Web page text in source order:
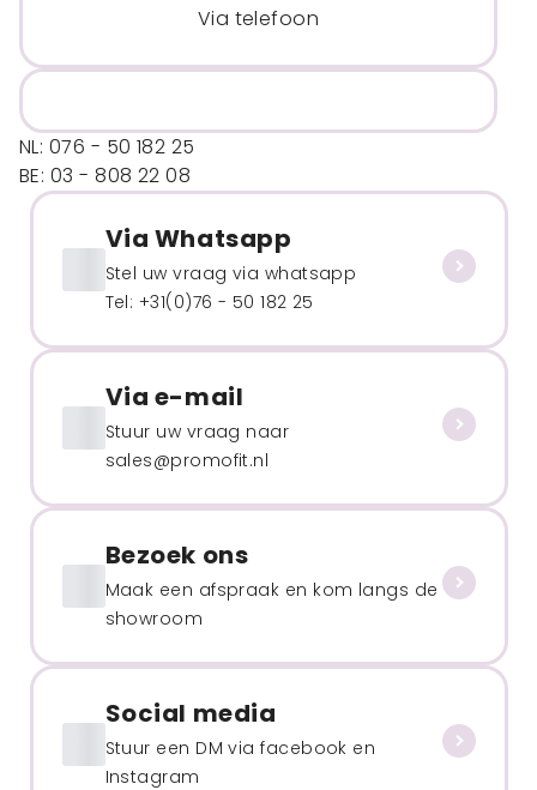
Via telefoon
NL: 076 - 50 182 25
BE: 03 - 808 22 08
Via Whatsapp
Stel uw vraag via whatsapp
Tel: +31(0)76 - 50 182 25
Via e-mail
Stuur uw vraag naar
sales@promofit.nl
Bezoek ons
Maak een afspraak en kom langs de
showroom
Social media
Stuur een DM via facebook en
Instagram